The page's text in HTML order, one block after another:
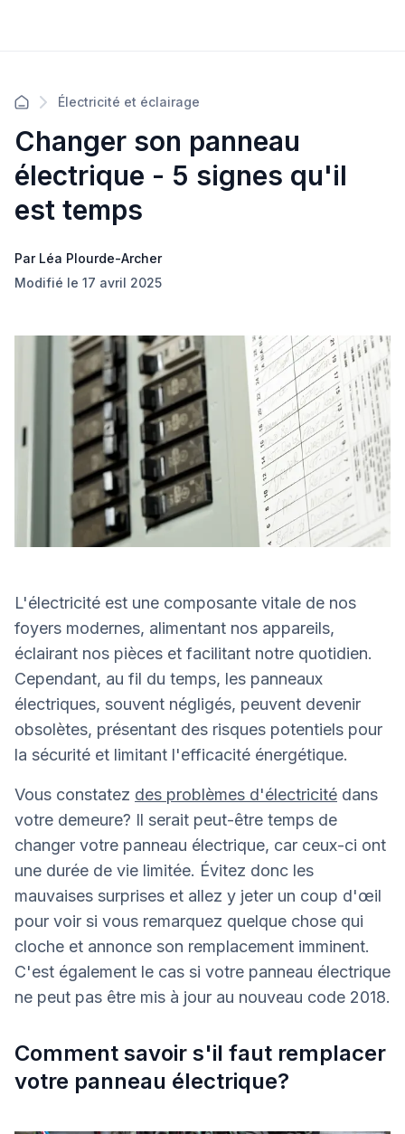
Électricité et éclairage
Changer son panneau
électrique - 5 signes qu'il
est temps
Par Léa Plourde-Archer
Modifié le 17 avril 2025
L'électricité est une composante vitale de nos
foyers modernes, alimentant nos appareils,
éclairant nos pièces et facilitant notre quotidien.
Cependant, au fil du temps, les panneaux
électriques, souvent négligés, peuvent devenir
obsolètes, présentant des risques potentiels pour
la sécurité et limitant l'efficacité énergétique.
Vous constatez des problèmes d'électricité dans
votre demeure? Il serait peut-être temps de
changer votre panneau électrique, car ceux-ci ont
une durée de vie limitée. Évitez donc les
mauvaises surprises et allez y jeter un coup d'œil
pour voir si vous remarquez quelque chose qui
cloche et annonce son remplacement imminent.
C'est également le cas si votre panneau électrique
ne peut pas être mis à jour au nouveau code 2018.
Comment savoir s'il faut remplacer
votre panneau électrique?